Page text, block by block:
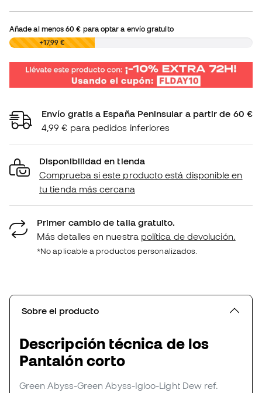
Añade al menos60 € para optar a envío gratuito
0,00 € +17,99 €
Envío gratis a España Peninsular a partir de 60 €
4,99 € para pedidos inferiores
Disponibilidad en tienda
Comprueba si este producto está disponible en
tu tienda más cercana
Primer cambio de talla gratuito.
Más detalles en nuestra política de devolución.
*No aplicable a productos personalizados.
Sobre el producto
Descripción técnica de los
Pantalón corto
Green Abyss-Green Abyss-Igloo-Light Dew ref.